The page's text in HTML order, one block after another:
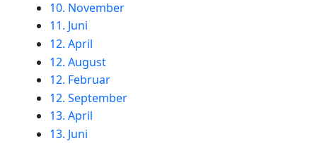
10. November
11. Juni
12. April
12. August
12. Februar
12. September
13. April
13. Juni